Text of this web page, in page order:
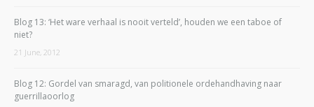
Blog 13: ‘Het ware verhaal is nooit verteld’, houden we een taboe of
niet?
21 June, 2012
Blog 12: Gordel van smaragd, van politionele ordehandhaving naar
guerrillaoorlog